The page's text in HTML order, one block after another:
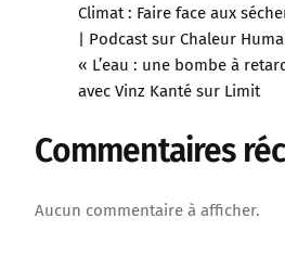
Climat : Faire face aux
| Podcast sur Chaleur
« L’eau : une bombe à
avec Vinz Kanté sur Limit
Commentaires
Aucun commentaire à afficher.